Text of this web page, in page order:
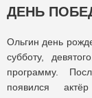
ДЕНЬ
Ольгин день
субботу,
программу.
появился